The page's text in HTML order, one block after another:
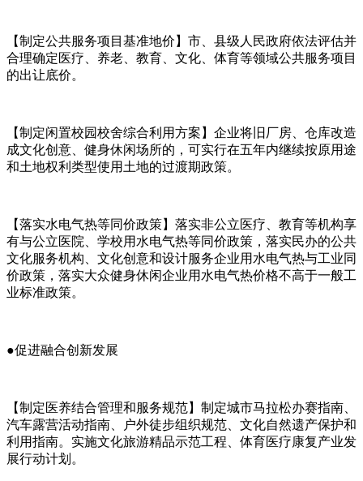
【制定公共服务项目基准地价】市、县级人民政府依法评估并
合理确定医疗、养老、教育、文化、体育等领域公共服务项目
的出让底价。
【制定闲置校园校舍综合利用方案】企业将旧厂房、仓库改造
成文化创意、健身休闲场所的，可实行在五年内继续按原用途
和土地权利类型使用土地的过渡期政策。
【落实水电气热等同价政策】落实非公立医疗、教育等机构享
有与公立医院、学校用水电气热等同价政策，落实民办的公共
文化服务机构、文化创意和设计服务企业用水电气热与工业同
价政策，落实大众健身休闲企业用水电气热价格不高于一般工
业标准政策。
●促进融合创新发展
【制定医养结合管理和服务规范】制定城市马拉松办赛指南、
汽车露营活动指南、户外徒步组织规范、文化自然遗产保护和
利用指南。实施文化旅游精品示范工程、体育医疗康复产业发
展行动计划。